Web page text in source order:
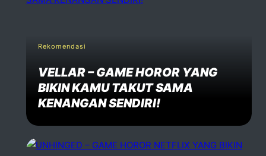
Rekomendasi
VELLAR – GAME HOROR YANG
BIKIN KAMU TAKUT SAMA
KENANGAN SENDIRI!